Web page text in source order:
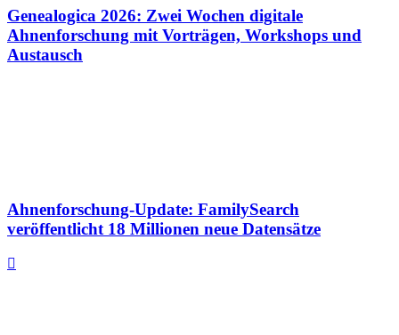
Genealogica 2026: Zwei Wochen digitale
Ahnenforschung mit Vorträgen, Workshops und
Austausch
Ahnenforschung-Update: FamilySearch
veröffentlicht 18 Millionen neue Datensätze